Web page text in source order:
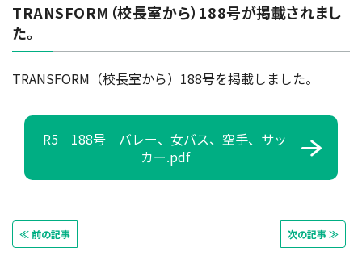
TRANSFORM（校長室から）188号が掲載されまし
た。
TRANSFORM（校長室から）188号を掲載しました。
R5 188号 バレー、女バス、空手、サッ
カー.pdf
≪ 前の記事 次の記事 ≫